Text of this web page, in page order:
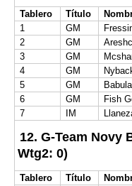
Tablero Título
1
GM
2
GM
3
GM
4
GM
5
GM
6
GM Fish
7
IM
12. G-Team Novy
Wtg2: 0)
Tablero Título